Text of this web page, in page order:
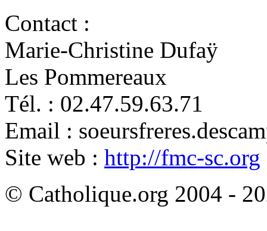
Contact :
Marie-Christine Dufaÿ
Les Pommereaux
Tél. : 02.47.59.63.71
Email :
Site web : http://fmc-sc.org
© Catholique.org 2004 -